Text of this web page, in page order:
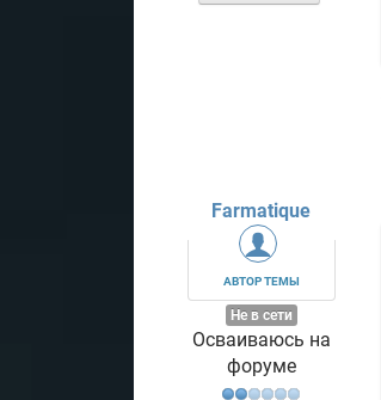
Farmatique
АВТОР ТЕМЫ
Не в сети
Осваиваюсь на
форуме